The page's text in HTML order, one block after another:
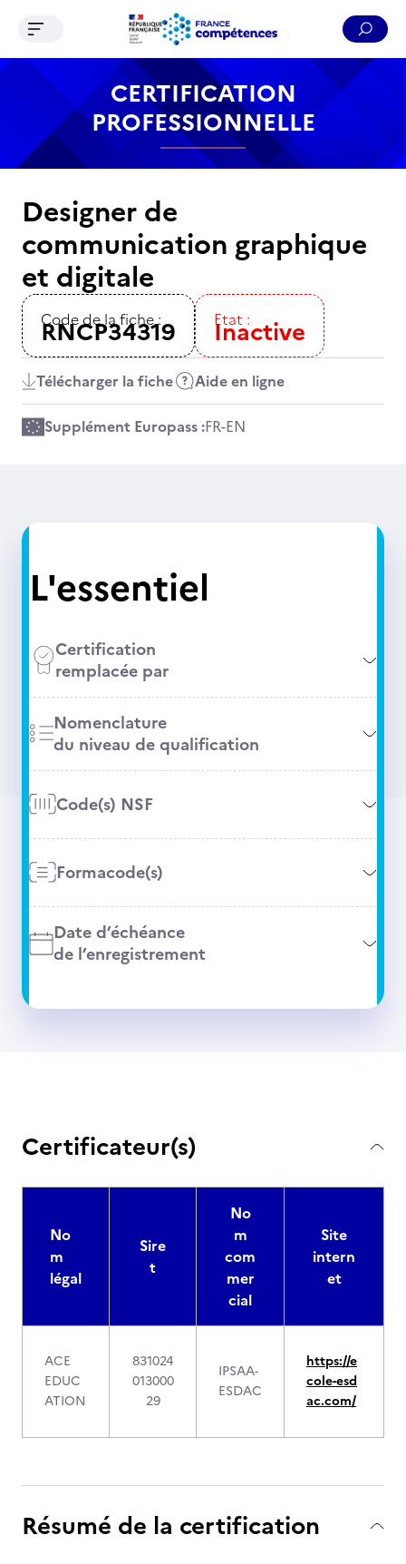
Contenu Recherche Menu Pied de page
Ouvrir le menu de navigation
CERTIFICATION
PROFESSIONNELLE
Designer de
communication graphique
et digitale
Code de la fiche :
RNCP34319 Etat :
Inactive
Télécharger la fiche Aide en ligne
Supplément Europass :FR-EN
L'essentiel
Certification
remplacée par
Nomenclature
du niveau de qualification
Code(s) NSF
Formacode(s)
Date d’échéance
de l’enregistrement
Certificateur(s)
No
m
légal
Sire
t
No
m
com
mer
cial
Site
intern
et
ACE
EDUC
ATION
831024
013000
29
IPSAA-
ESDAC
https://e
cole-esd
ac.com/
Résumé de la certification